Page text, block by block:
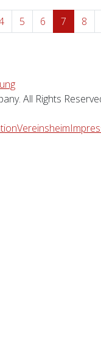
5 6 7 8
All Rights
Vereinsheim